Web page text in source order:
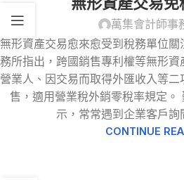
萬集會計師事
無形資產交易愈來愈受到稅務單位
務所指出，跨國銷售專利權等無形
營業人、因交易而取得外匯收入等
售，適用營業稅外銷零稅率規定。
示，常常遇到企業客戶詢
CONTINUE